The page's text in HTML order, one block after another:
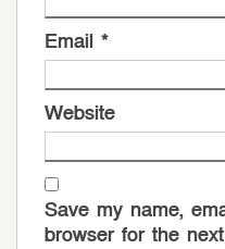
Email *
Website
Save my name,
browser for the